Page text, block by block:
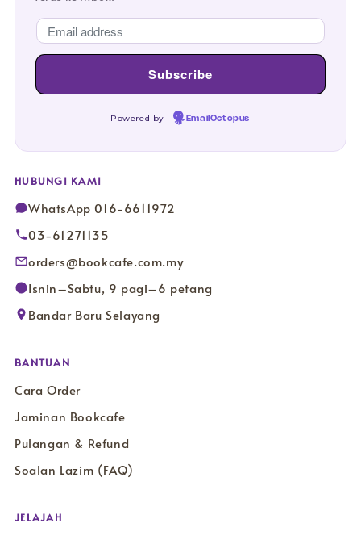
Powered by EmailOctopus
HUBUNGI KAMI
WhatsApp 016-6611972
03-61271135
orders@bookcafe.com.my
Isnin–Sabtu, 9 pagi–6 petang
Bandar Baru Selayang
BANTUAN
Cara Order
Jaminan Bookcafe
Pulangan & Refund
Soalan Lazim (FAQ)
JELAJAH